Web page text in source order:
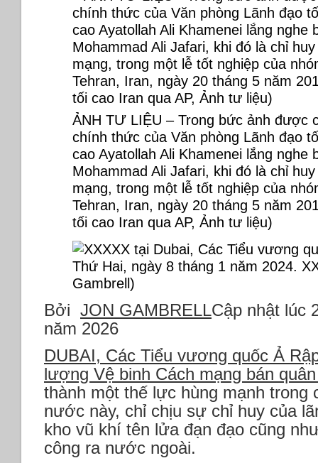
ẢNH TƯ LIỆU – Trong bức ảnh được
chính thức của Văn phòng Lãnh đạo
cao Ayatollah Ali Khamenei lắng nghe
Mohammad Ali Jafari, khi đó là chỉ
mạng, trong một lễ tốt nghiệp của
Tehran, Iran, ngày 20 tháng 5 năm
tối cao Iran qua AP, Ảnh tư liệu)
Bởi JON GAMBRELLCập nhật lúc
năm 2026
DUBAI, Các Tiểu vương quốc Ả
lượng Vệ binh Cách mạng bán
thành một thế lực hùng mạnh trong
nước này, chỉ chịu sự chỉ huy của
kho vũ khí tên lửa đạn đạo cũng
công ra nước ngoài.